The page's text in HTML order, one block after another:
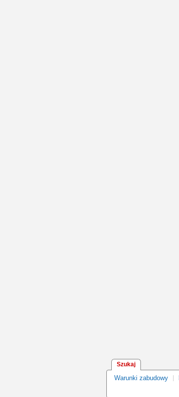
Szukaj
Warunki zabudowy